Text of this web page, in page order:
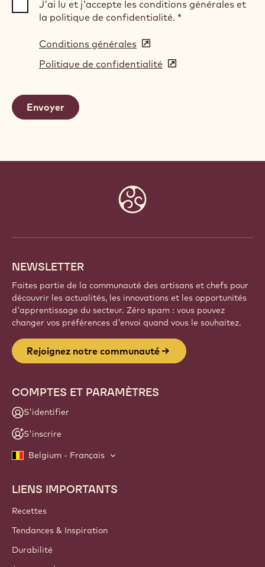
J'ai lu et j'accepte les conditions générales et
la politique de confidentialité. *
Conditions générales (opens
in
a
Politique de confidentialité (opens
NEWSLETTER
Faites partie de la communauté des artisans et chefs pour
découvrir les actualités, les innovations et les opportunités
d'apprentissage du secteur. Zéro spam : vous pouvez
changer vos préférences d'envoi quand vous le souhaitez.
Rejoignez notre communauté
COMPTES ET PARAMÈTRES
S'identifier
S'inscrire
Belgium - Français
Footer
Callebaut
LIENS IMPORTANTS
Recettes
Tendances & Inspiration
Durabilité